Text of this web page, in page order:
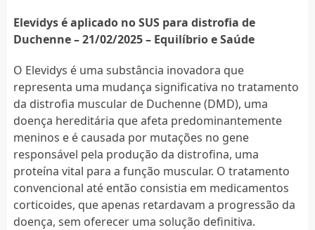
Elevidys é aplicado no SUS para distrofia de
Duchenne – 21/02/2025 – Equilíbrio e Saúde
O Elevidys é uma substância inovadora que
representa uma mudança significativa no tratamento
da distrofia muscular de Duchenne (DMD), uma
doença hereditária que afeta predominantemente
meninos e é causada por mutações no gene
responsável pela produção da distrofina, uma
proteína vital para a função muscular. O tratamento
convencional até então consistia em medicamentos
corticoides, que apenas retardavam a progressão da
doença, sem oferecer uma solução definitiva.